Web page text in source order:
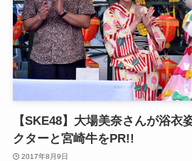
【SKE48】大場美奈さんが浴衣
クターと宮崎牛をPR!!
2017年8月9日